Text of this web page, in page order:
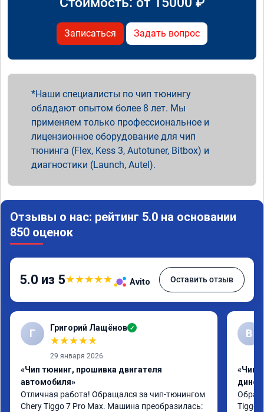
Записаться Задать вопрос
Наши специалисты по чип тюнингу
обладают опытом более 8 лет. Мы
применяем только профессиональное и
лицензионное оборудование для чип
тюнинга (Flex, Kess 3, Autotuner, Bitbox) и
диагностики (Launch, Autel).
Отзывы о нас: рейтинг 5.0 на основании
850 оценок
5.0 из 5★★★★★ Avito Оставить отзыв
Г Григорий Лащёнов ✓
★★★★★
29 января 2026
«Чип тюнинг, прошивка двигателя
автомобиля»
Отличная работа! Обращался за чип-тюнингом
Chery Tiggo 7 Pro Max. Машина преобразилась:
В
«Чип
Tiggo